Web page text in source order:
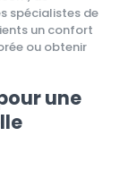
spécialistes de
un confort
ou obtenir
une